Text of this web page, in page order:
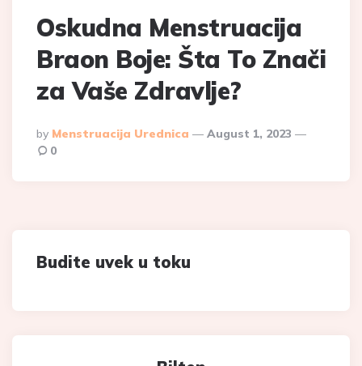
Oskudna Menstruacija
Braon Boje: Šta To Znači
za Vaše Zdravlje?
Posted
By
By Menstruacija Urednica August 1, 2023
0
Budite uvek u toku